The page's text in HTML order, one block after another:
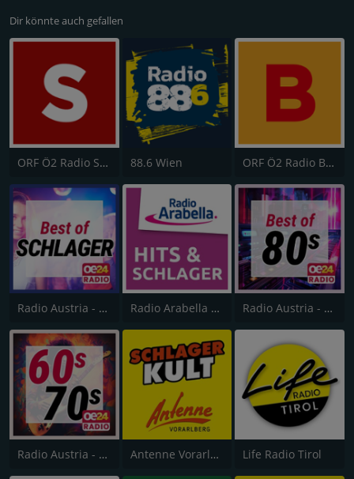
Dir könnte auch gefallen
ORF Ö2 Radio Salzburg 88.6 Wien ORF Ö2 Radio Burgenland
Radio Austria - Best of Schlager Radio Arabella Melodie Radio Austria - Best of 80s
Radio Austria - Best of 60s Antenne Vorarlberg Schlagerkult Life Radio Tirol